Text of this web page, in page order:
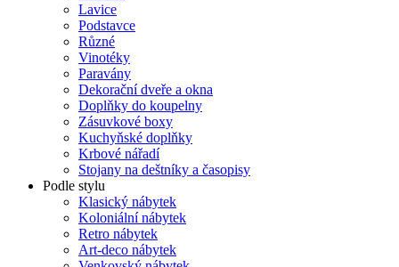
Lavice
Podstavce
Různé
Vinotéky
Paravány
Dekorační dveře a okna
Doplňky do koupelny
Zásuvkové boxy
Kuchyňské doplňky
Krbové nářadí
Stojany na deštníky a časopisy
Podle stylu
Klasický nábytek
Koloniální nábytek
Retro nábytek
Art-deco nábytek